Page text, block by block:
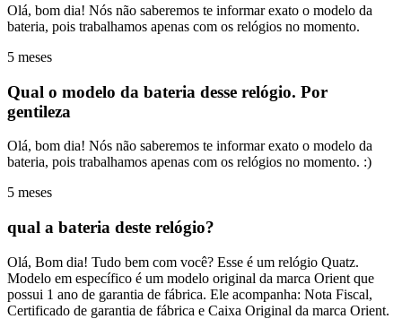
Olá, bom dia! Nós não saberemos te informar exato o modelo da
bateria, pois trabalhamos apenas com os relógios no momento.
5 meses
Qual o modelo da bateria desse relógio. Por
gentileza
Olá, bom dia! Nós não saberemos te informar exato o modelo da
bateria, pois trabalhamos apenas com os relógios no momento. :)
5 meses
qual a bateria deste relógio?
Olá, Bom dia! Tudo bem com você? Esse é um relógio Quatz.
Modelo em específico é um modelo original da marca Orient que
possui 1 ano de garantia de fábrica. Ele acompanha: Nota Fiscal,
Certificado de garantia de fábrica e Caixa Original da marca Orient.